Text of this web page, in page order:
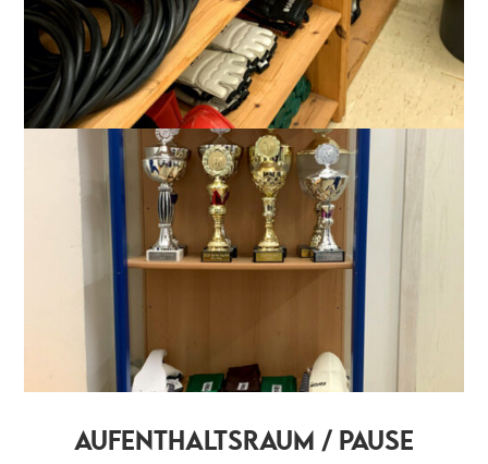
AUFENTHALTSRAUM / PAUSE